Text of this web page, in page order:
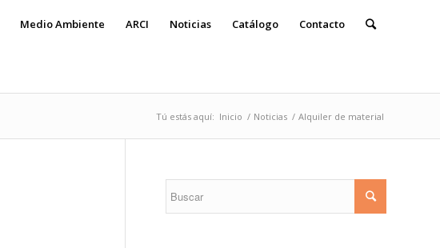
Medio Ambiente ARCI Noticias Catálogo Contacto
Tú estás aquí: Inicio / Noticias / Alquiler de material